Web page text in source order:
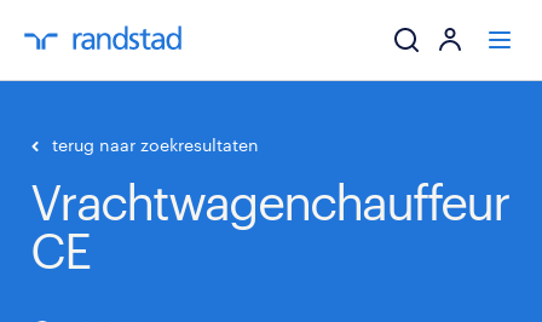
werkgevers
terug naar zoekresultaten
Vrachtwagenchauffeur
CE